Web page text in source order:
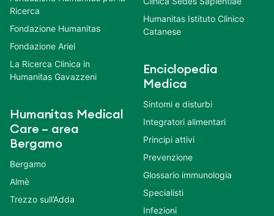
Ricerca
Fondazione Humanitas
Fondazione Ariel
La Ricerca Clinica in
Humanitas Gavazzeni
Humanitas Medical
Care – area
Bergamo
Bergamo
Almè
Trezzo sull’Adda
Humanitas Istituto Clinico
Catanese
Enciclopedia
Medica
Sintomi e disturbi
Integratori alimentari
Principi attivi
Prevenzione
Glossario immunologia
Specialisti
Infezioni